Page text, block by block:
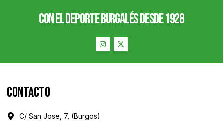
con el deporte burgalés desde 1928
Contacto
C/ San Jose, 7, (Burgos)